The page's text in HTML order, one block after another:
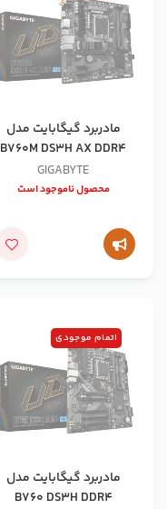
مادربرد گیگابایت مدل
B760M DS3H AX DDR4
GIGABYTE
محصول ناموجود است
اتمام موجودی
مادربرد گیگابایت مدل
B760 DS3H DDR4